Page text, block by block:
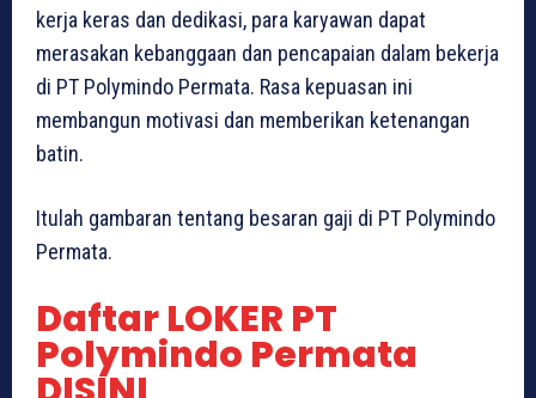
kerja keras dan dedikasi, para karyawan dapat
merasakan kebanggaan dan pencapaian dalam bekerja
di PT Polymindo Permata. Rasa kepuasan ini
membangun motivasi dan memberikan ketenangan
batin.
Itulah gambaran tentang besaran gaji di PT Polymindo
Permata.
Daftar LOKER PT
Polymindo Permata